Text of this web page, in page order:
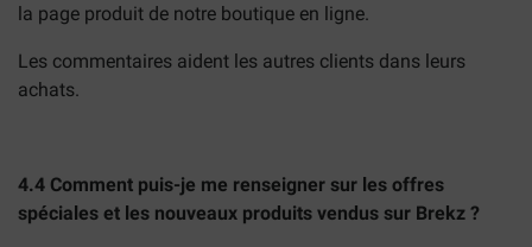
la page produit de notre boutique en ligne.
Les commentaires aident les autres clients dans leurs
achats.
4.4 Comment puis-je me renseigner sur les offres
spéciales et les nouveaux produits vendus sur Brekz ?